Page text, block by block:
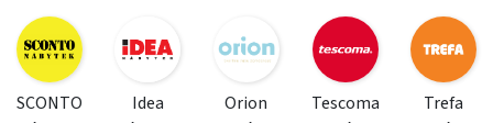
SCONTO
Idea
Orion
Tescoma
Trefa